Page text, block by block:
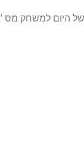
היום למשחק מס '422?